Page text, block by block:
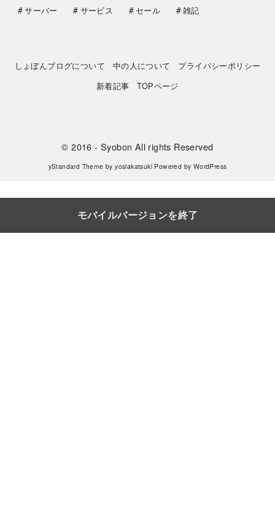
サーバー
サービス セール 雑記
しょぼんブログについて 中の人について
プライバシーポリシー
新着記事
TOPページ
© 2016- Syobon All rights Reserved
yStandard Theme byyosiakatsuki Powered by WordPress
モバイルバージョンを終了